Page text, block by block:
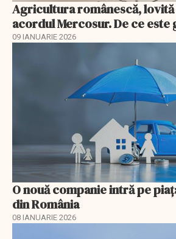
Agricultura românescă,
acordul Mercosur. De ce este
09 IANUARIE 2026
O nouă companie intră pe
din România
08 IANUARIE 2026